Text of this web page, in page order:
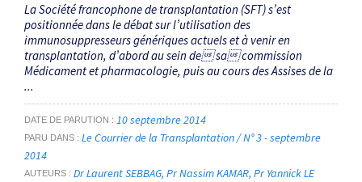
La Société francophone de transplantation (SFT) s’est
positionnée dans le débat sur l’utilisation des
immunosuppresseurs génériques actuels et à venir en
transplantation, d’abord au sein de sa commission
Médicament et pharmacologie, puis au cours des Assises de la
...
DATE DE PARUTION 10 septembre 2014
PARU DANS
Le Courrier de la Transplantation / N° 3 - septembre
2014
AUTEURS Dr Laurent SEBBAG Pr Nassim KAMAR Pr Yannick LE